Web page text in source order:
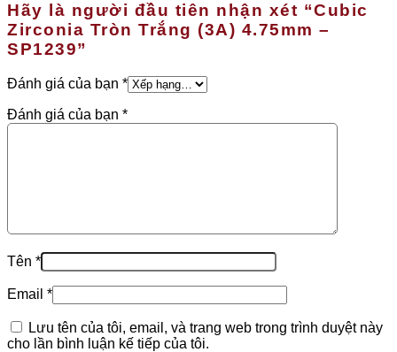
Hãy là người đầu tiên nhận xét “Cubic
Zirconia Tròn Trắng (3A) 4.75mm –
SP1239”
Đánh giá của bạn *
Đánh giá của bạn *
Tên *
Email *
Lưu tên của tôi, email, và trang web trong trình duyệt này
cho lần bình luận kế tiếp của tôi.